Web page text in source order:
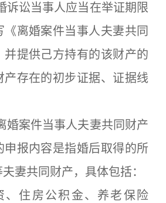
诉讼当事人应当在举证期限
《离婚案件当事人夫妻共同
并提供己方持有的该财产的
产存在的初步证据、证据线
婚案件当事人夫妻共同财产
申报内容是指婚后取得的所
妻共同财产，具体包括：
住房公积金、养老保险